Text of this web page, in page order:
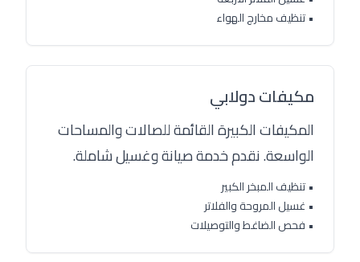
• تنظيف مخارج الهواء
مكيفات دولابي
المكيفات الكبيرة القائمة للصالات والمساحات
الواسعة. نقدم خدمة صيانة وغسيل شاملة.
• تنظيف المبخر الكبير
• غسيل المروحة والفلاتر
• فحص الضاغط والتوصيلات